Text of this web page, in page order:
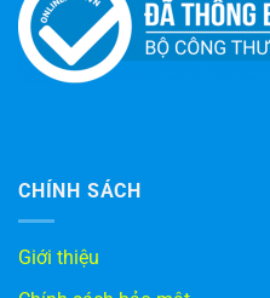
CHÍNH SÁCH
Giới thiệu